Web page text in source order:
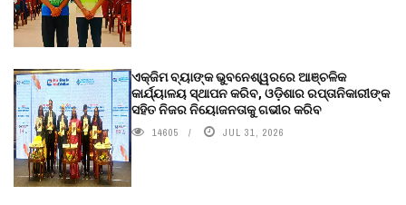
ଏକ୍ଜିମ ବ୍ୟାଙ୍କ ଭୁବନେଶ୍ୱରରେ ଆଞ୍ଚଳିକ
କାର୍ଯ୍ୟାଳୟ ସ୍ଥାପନ କରିବ, ଓଡ଼ିଶାର ରପ୍ତାନିକାରୀଙ୍କ
ସହିତ ନିଜର ନିୟୋଜନତାକୁ ଗଭୀର କରିବ
14605 JUL 31, 2026